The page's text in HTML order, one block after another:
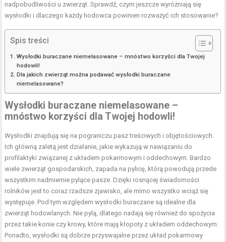
nadpobudliwości u zwierząt. Sprawdź, czym jeszcze wyróżniają się
wysłodki i dlaczego każdy hodowca powinien rozważyć ich stosowanie?
Spis treści
Wysłodki buraczane niemelasowane – mnóstwo korzyści dla Twojej
hodowli!
Dla jakich zwierząt można podawać wysłodki buraczane
niemelasowane?
Wysłodki buraczane niemelasowane –
mnóstwo korzyści dla Twojej hodowli!
Wysłodki znajdują się na pograniczu pasz treściwych i objętościowych.
Ich główną zaletą jest działanie, jakie wykazują w nawiązaniu do
profilaktyki związanej z układem pokarmowym i oddechowym. Bardzo
wiele zwierząt gospodarskich, zapada na pylicę, którą powodują przede
wszystkim nadmiernie pylące pasze. Dzięki rosnącej świadomości
rolników jest to coraz rzadsze zjawisko, ale mimo wszystko wciąż się
występuje. Pod tym względem wysłodki buraczane są idealne dla
zwierząt hodowlanych. Nie pylą, dlatego nadają się również do spożycia
przez takie konie czy krowy, które mają kłopoty z układem oddechowym.
Ponadto, wysłodki są dobrze przyswajalne przez układ pokarmowy